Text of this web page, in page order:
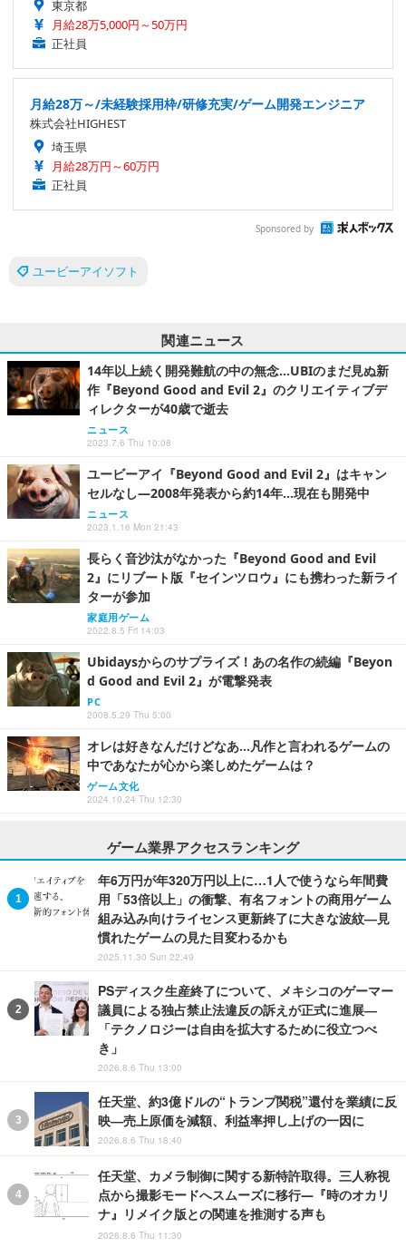
東京都
月給28万5,000円～50万円
正社員
月給28万～/未経験採用枠/研修充実/ゲーム開発エンジニア
株式会社HIGHEST
埼玉県
月給28万円～60万円
正社員
Sponsored by
ユービーアイソフト
関連ニュース
14年以上続く開発難航の中の無念…UBIのまだ見ぬ新
作『Beyond Good and Evil 2』のクリエイティブデ
ィレクターが40歳で逝去
ニュース
2023.7.6 Thu 10:08
ユービーアイ『Beyond Good and Evil 2』はキャン
セルなし―2008年発表から約14年…現在も開発中
ニュース
2023.1.16 Mon 21:43
長らく音沙汰がなかった『Beyond Good and Evil
2』にリブート版『セインツロウ』にも携わった新ライ
ターが参加
家庭用ゲーム
2022.8.5 Fri 14:03
Ubidaysからのサプライズ！あの名作の続編『Beyon
d Good and Evil 2』が電撃発表
PC
2008.5.29 Thu 5:00
オレは好きなんだけどなあ…凡作と言われるゲームの
中であなたが心から楽しめたゲームは？
ゲーム文化
2024.10.24 Thu 12:30
ゲーム業界アクセスランキング
年6万円が年320万円以上に…1人で使うなら年間費
用「53倍以上」の衝撃、有名フォントの商用ゲーム
組み込み向けライセンス更新終了に大きな波紋―見
慣れたゲームの見た目変わるかも
2025.11.30 Sun 22:49
PSディスク生産終了について、メキシコのゲーマー
議員による独占禁止法違反の訴えが正式に進展―
「テクノロジーは自由を拡大するために役立つべ
き」
2026.8.6 Thu 13:00
任天堂、約3億ドルの“トランプ関税”還付を業績に反
映―売上原価を減額、利益率押し上げの一因に
2026.8.6 Thu 18:40
任天堂、カメラ制御に関する新特許取得。三人称視
点から撮影モードへスムーズに移行―『時のオカリ
ナ』リメイク版との関連を推測する声も
2026.8.6 Thu 11:30